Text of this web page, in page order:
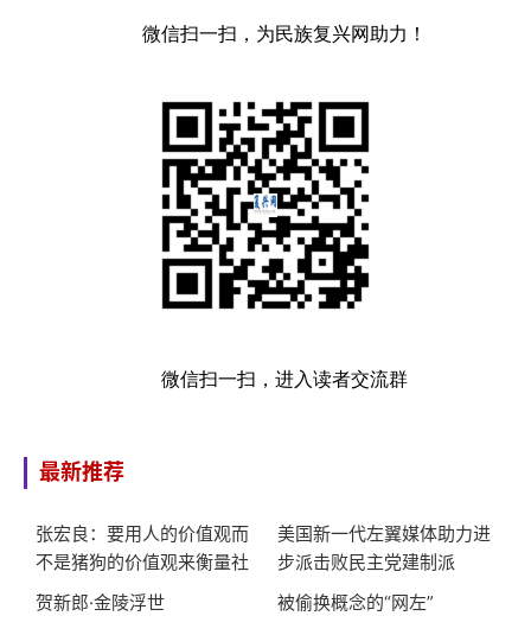
微信扫一扫，为民族复兴网助力！
微信扫一扫，进入读者交流群
最新推荐
张宏良：要用人的价值观而
不是猪狗的价值观来衡量社
会
美国新一代左翼媒体助力进
步派击败民主党建制派
贺新郎·金陵浮世
被偷换概念的“网左”